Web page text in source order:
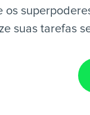
os
suas tarefas